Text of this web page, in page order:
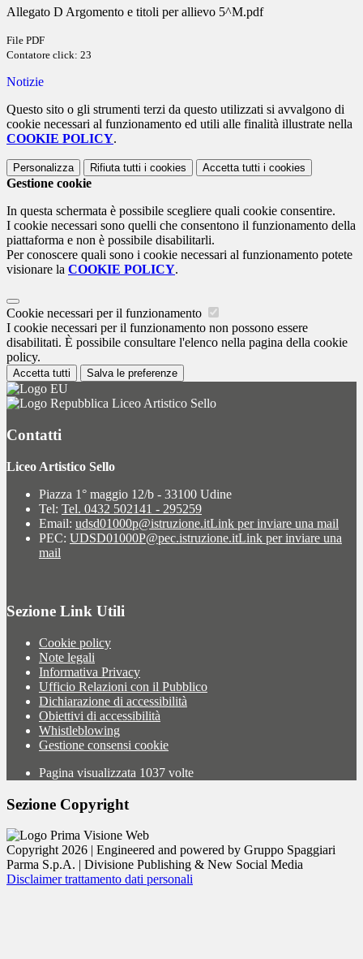
Allegato D Argomento e titoli per allievo 5^M.pdf
File PDF
Contatore click: 23
Notizie
Questo sito o gli strumenti terzi da questo utilizzati si avvalgono di
cookie necessari al funzionamento ed utili alle finalità illustrate nella
COOKIE POLICY.
Personalizza Rifiuta tutti i cookies Accetta tutti i cookies
Gestione cookie
In questa schermata è possibile scegliere quali cookie consentire.
I cookie necessari sono quelli che consentono il funzionamento della
piattaforma e non è possibile disabilitarli.
Per conoscere quali sono i cookie necessari al funzionamento potete
visionare la COOKIE POLICY.
Cookie necessari per il funzionamento
I cookie necessari per il funzionamento non possono essere
disabilitati. È possibile consultare l'elenco nella pagina della cookie
policy.
Accetta tutti Salva le preferenze
Liceo Artistico Sello
Contatti
Liceo Artistico Sello
Piazza 1° maggio 12/b - 33100 Udine
Tel: Tel. 0432 502141 - 295259
Email: udsd01000p@istruzione.itLink per inviare una mail
PEC: UDSD01000P@pec.istruzione.itLink per inviare una
mail
Sezione Link Utili
Cookie policy
Note legali
Informativa Privacy
Ufficio Relazioni con il Pubblico
Dichiarazione di accessibilità
Obiettivi di accessibilità
Whistleblowing
Gestione consensi cookie
Pagina visualizzata 1037 volte
Sezione Copyright
Copyright 2026 | Engineered and powered by Gruppo Spaggiari
Parma S.p.A. | Divisione Publishing & New Social Media
Disclaimer trattamento dati personali